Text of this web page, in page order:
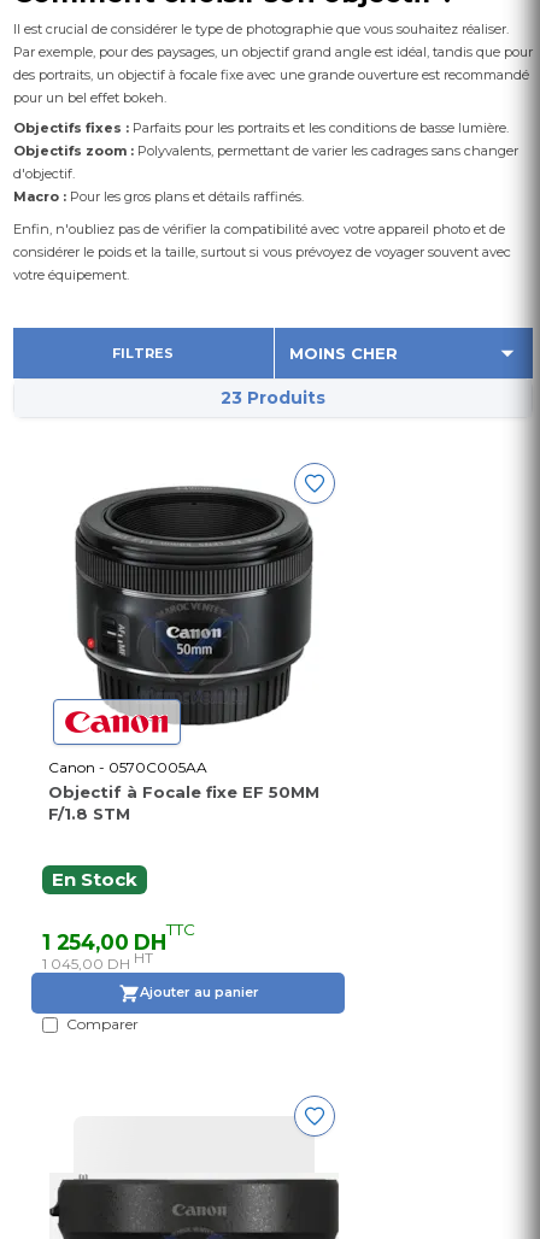
Il est crucial de considérer le type de photographie que vous souhaitez réaliser.
Par exemple, pour des paysages, un objectif grand angle est idéal, tandis que pour
des portraits, un objectif à focale fixe avec une grande ouverture est recommandé
pour un bel effet bokeh.
Objectifs fixes : Parfaits pour les portraits et les conditions de basse lumière.
Objectifs zoom : Polyvalents, permettant de varier les cadrages sans changer
d'objectif.
Macro : Pour les gros plans et détails raffinés.
Enfin, n'oubliez pas de vérifier la compatibilité avec votre appareil photo et de
considérer le poids et la taille, surtout si vous prévoyez de voyager souvent avec
votre équipement.
FILTRES
23 Produits
Canon - 0570C005AA
Objectif à Focale fixe EF 50MM
F/1.8 STM
En Stock
1 254,00 DHTTC
1 045,00 DH HT
Ajouter au panier
Comparer